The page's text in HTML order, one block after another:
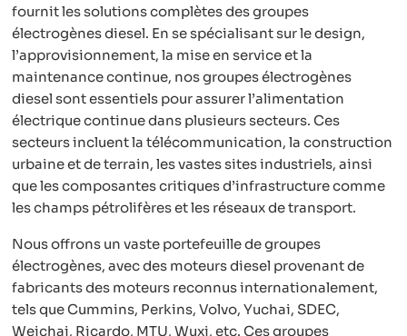
fournit les solutions complètes des groupes
électrogènes diesel. En se spécialisant sur le design,
l’approvisionnement, la mise en service et la
maintenance continue, nos groupes électrogènes
diesel sont essentiels pour assurer l’alimentation
électrique continue dans plusieurs secteurs. Ces
secteurs incluent la télécommunication, la construction
urbaine et de terrain, les vastes sites industriels, ainsi
que les composantes critiques d’infrastructure comme
les champs pétrolifères et les réseaux de transport.
Nous offrons un vaste portefeuille de groupes
électrogènes, avec des moteurs diesel provenant de
fabricants des moteurs reconnus internationalement,
tels que Cummins, Perkins, Volvo, Yuchai, SDEC,
Weichai, Ricardo, MTU, Wuxi, etc. Ces groupes